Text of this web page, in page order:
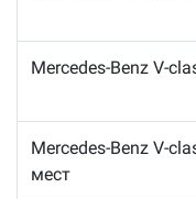
Mercedes-Benz V-
Mercedes-Benz V-
мест